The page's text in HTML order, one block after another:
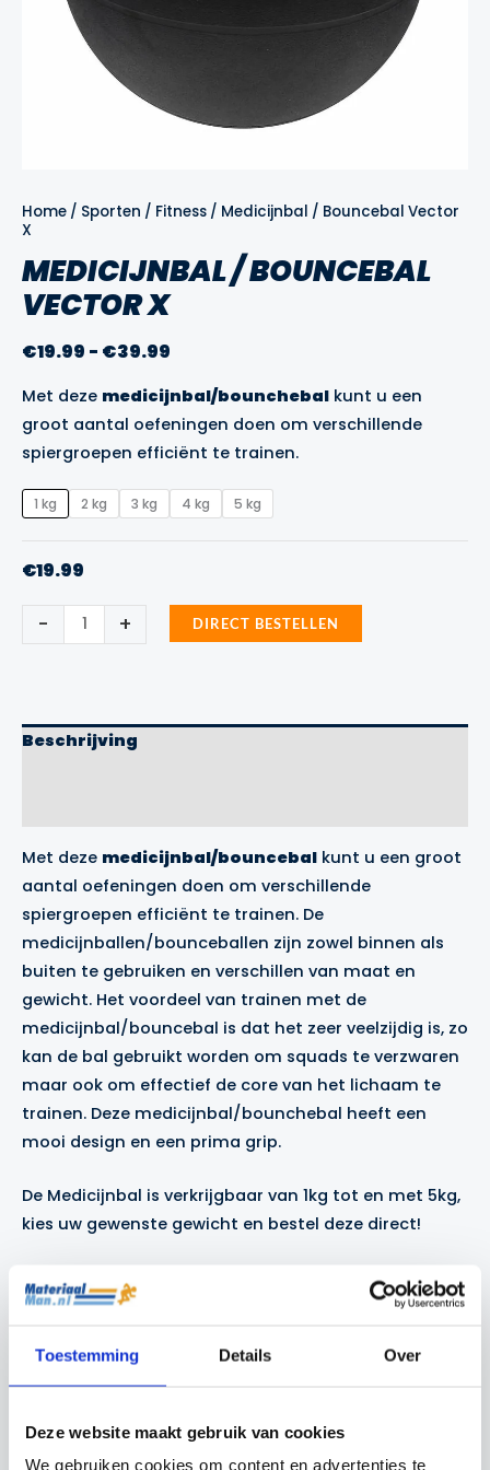
Toestemming Details Over
Deze website maakt gebruik van cookies
We gebruiken cookies om content en advertenties te
Home / Sporten / Fitness / Medicijnbal / Bouncebal Vector
X
MEDICIJNBAL / BOUNCEBAL
VECTOR X
€19.99 - €39.99
tot
€39.99
Met deze medicijnbal/bounchebal kunt u een
groot aantal oefeningen doen om verschillende
spiergroepen efficiënt te trainen.
1 kg 2 kg 3 kg 4 kg 5 kg
€19.99
-
Medicijnbal
Bouncebal
+ DIRECT BESTELLEN
Beschrijving
Met deze medicijnbal/bouncebal kunt u een groot
aantal oefeningen doen om verschillende
spiergroepen efficiënt te trainen. De
medicijnballen/bounceballen zijn zowel binnen als
buiten te gebruiken en verschillen van maat en
gewicht. Het voordeel van trainen met de
medicijnbal/bouncebal is dat het zeer veelzijdig is, zo
kan de bal gebruikt worden om squads te verzwaren
maar ook om effectief de core van het lichaam te
trainen. Deze medicijnbal/bounchebal heeft een
mooi design en een prima grip.
De Medicijnbal is verkrijgbaar van 1kg tot en met 5kg,
kies uw gewenste gewicht en bestel deze direct!
Actie!
Actie!